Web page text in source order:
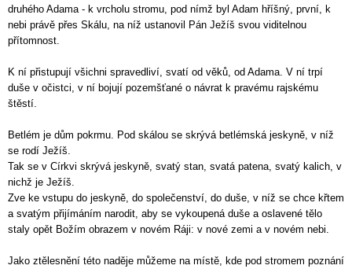
druhého Adama - k vrcholu stromu, pod nímž byl Adam hříšný, první, k
nebi právě přes Skálu, na níž ustanovil Pán Ježíš svou viditelnou
přítomnost.
K ní přistupují všichni spravedliví, svatí od věků, od Adama. V ní trpí
duše v očistci, v ní bojují pozemšťané o návrat k pravému rajskému
štěstí.
Betlém je dům pokrmu. Pod skálou se skrývá betlémská jeskyně, v níž
se rodí Ježíš.
Tak se v Církvi skrývá jeskyně, svatý stan, svatá patena, svatý kalich, v
nichž je Ježíš.
Zve ke vstupu do jeskyně, do společenství, do duše, v níž se chce křtem
a svatým přijímáním narodit, aby se vykoupená duše a oslavené tělo
staly opět Božím obrazem v novém Ráji: v nové zemi a v novém nebi.
Jako ztělesnění této naděje můžeme na místě, kde pod stromem poznání